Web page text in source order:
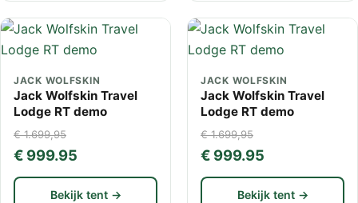
JACK WOLFSKIN
Jack Wolfskin Travel
Lodge RT demo
€ 1.699,95
€ 999.95
Bekijk tent →
JACK WOLFSKIN
Jack Wolfskin Travel
Lodge RT demo
€ 1.699,95
€ 999.95
Bekijk tent →